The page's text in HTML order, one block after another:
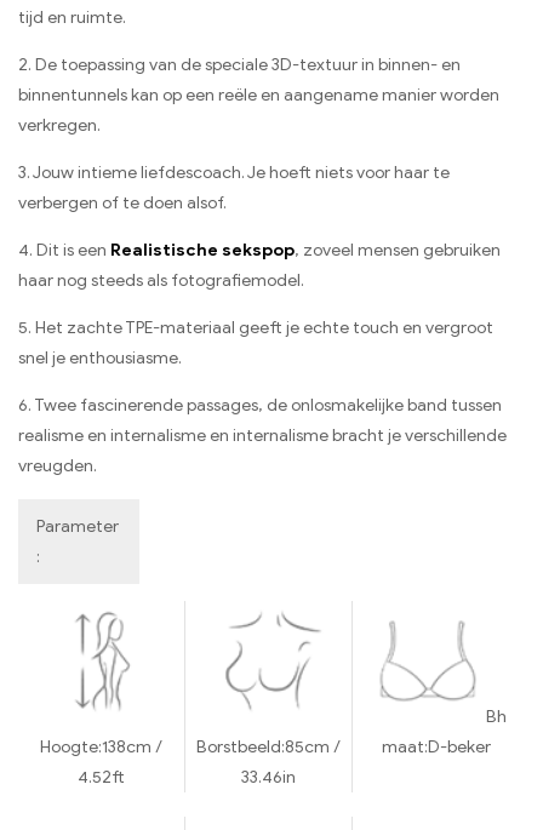
tijd en ruimte.
2. De toepassing van de speciale 3D-textuur in binnen- en
binnentunnels kan op een reële en aangename manier worden
verkregen.
3. Jouw intieme liefdescoach. Je hoeft niets voor haar te
verbergen of te doen alsof.
4. Dit is een Realistische sekspop, zoveel mensen gebruiken
haar nog steeds als fotografiemodel.
5. Het zachte TPE-materiaal geeft je echte touch en vergroot
snel je enthousiasme.
6. Twee fascinerende passages, de onlosmakelijke band tussen
realisme en internalisme en internalisme bracht je verschillende
vreugden.
Parameter
:
Hoogte:138cm /
4.52ft
Borstbeeld:85cm /
33.46in
Bh
maat:D-beker